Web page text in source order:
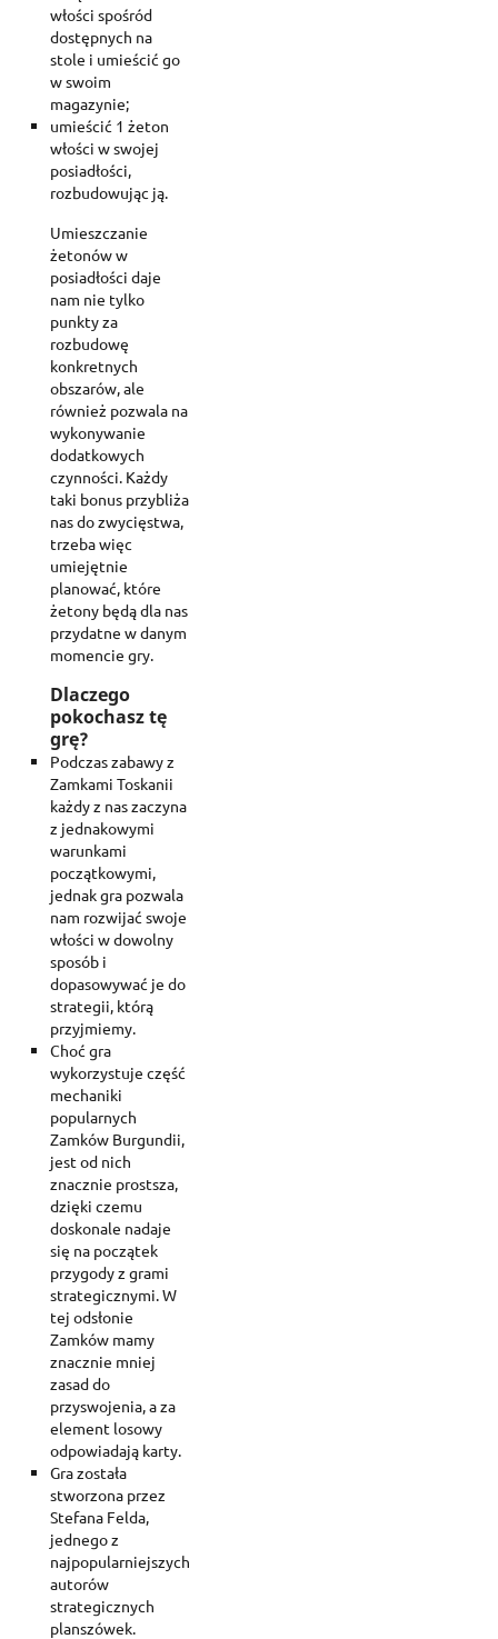
włości spośród
dostępnych na
stole i umieścić go
w swoim
magazynie;
umieścić 1 żeton
włości w swojej
posiadłości,
rozbudowując ją.
Umieszczanie
żetonów w
posiadłości daje
nam nie tylko
punkty za
rozbudowę
konkretnych
obszarów, ale
również pozwala na
wykonywanie
dodatkowych
czynności. Każdy
taki bonus przybliża
nas do zwycięstwa,
trzeba więc
umiejętnie
planować, które
żetony będą dla nas
przydatne w danym
momencie gry.
Dlaczego
pokochasz tę
grę?
Podczas zabawy z
Zamkami Toskanii
każdy z nas zaczyna
z jednakowymi
warunkami
początkowymi,
jednak gra pozwala
nam rozwijać swoje
włości w dowolny
sposób i
dopasowywać je do
strategii, którą
przyjmiemy.
Choć gra
wykorzystuje część
mechaniki
popularnych
Zamków Burgundii,
jest od nich
znacznie prostsza,
dzięki czemu
doskonale nadaje
się na początek
przygody z grami
strategicznymi. W
tej odsłonie
Zamków mamy
znacznie mniej
zasad do
przyswojenia, a za
element losowy
odpowiadają karty.
Gra została
stworzona przez
Stefana Felda,
jednego z
najpopularniejszych
autorów
strategicznych
planszówek.